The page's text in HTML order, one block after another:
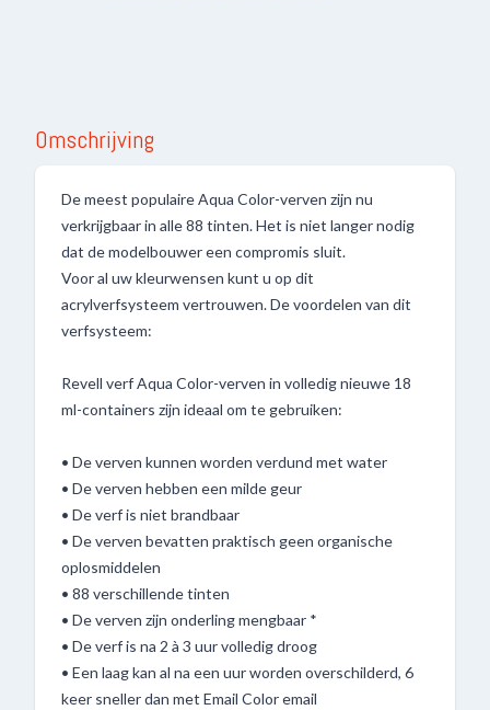
Omschrijving
De meest populaire Aqua Color-verven zijn nu
verkrijgbaar in alle 88 tinten. Het is niet langer nodig
dat de modelbouwer een compromis sluit.
Voor al uw kleurwensen kunt u op dit
acrylverfsysteem vertrouwen. De voordelen van dit
verfsysteem:
Revell verf Aqua Color-verven in volledig nieuwe 18
ml-containers zijn ideaal om te gebruiken:
• De verven kunnen worden verdund met water
• De verven hebben een milde geur
• De verf is niet brandbaar
• De verven bevatten praktisch geen organische
oplosmiddelen
• 88 verschillende tinten
• De verven zijn onderling mengbaar *
• De verf is na 2 à 3 uur volledig droog
• Een laag kan al na een uur worden overschilderd, 6
keer sneller dan met Email Color email